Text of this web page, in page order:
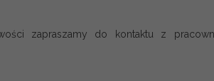
zapraszamy do kontaktu z